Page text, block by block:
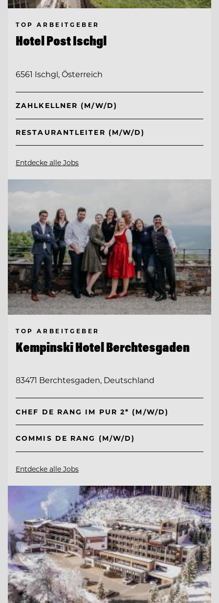
TOP ARBEITGEBER
Hotel Post Ischgl
6561 Ischgl, Österreich
ZAHLKELLNER (M/W/D)
RESTAURANTLEITER (M/W/D)
Entdecke alle Jobs
TOP ARBEITGEBER
Kempinski Hotel Berchtesgaden
83471 Berchtesgaden, Deutschland
CHEF DE RANG IM PUR 2* (M/W/D)
COMMIS DE RANG (M/W/D)
Entdecke alle Jobs